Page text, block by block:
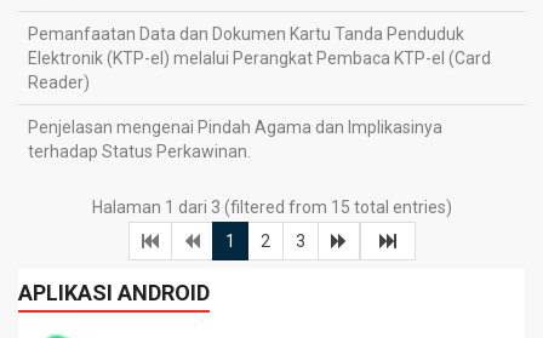
Pemanfaatan Data dan Dokumen Kartu Tanda Penduduk
Elektronik (KTP-el) melalui Perangkat Pembaca KTP-el (Card
Reader)
Penjelasan mengenai Pindah Agama dan Implikasinya
terhadap Status Perkawinan.
Halaman 1 dari 3 (filtered from 15 total entries)
1
2 3
APLIKASI ANDROID